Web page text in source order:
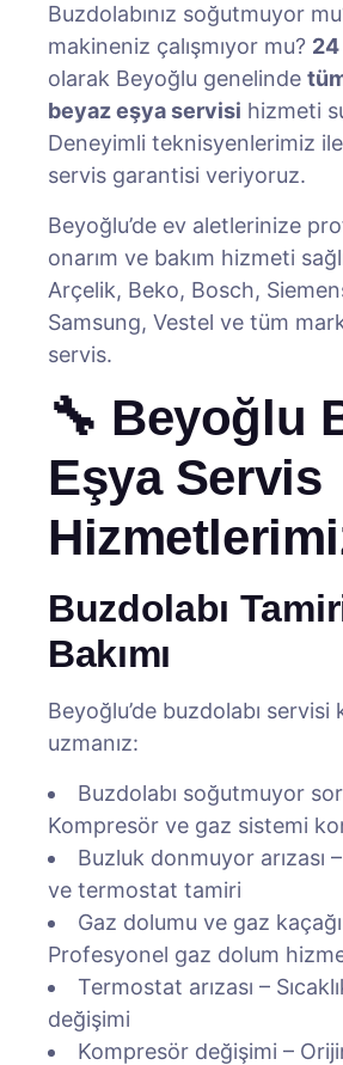
Buzdolabınız soğutmuyor
makineniz çalışmıyor mu?
olarak Beyoğlu genelinde
beyaz eşya servisi hizmeti
Deneyimli teknisyenlerimiz ile
servis garantisi veriyoruz.
Beyoğlu’de ev aletlerinize
onarım ve bakım hizmeti
Arçelik, Beko, Bosch,
Samsung, Vestel ve tüm
servis.
🔧 Beyoğlu
Eşya Servis
Buzdolabı
Bakımı
Beyoğlu’de buzdolabı servisi
uzmanız:
Buzdolabı soğutmuyor
Kompresör ve gaz sistemi
Buzluk donmuyor arızası
ve termostat tamiri
Gaz dolumu ve gaz
Profesyonel gaz dolum
Termostat arızası –
değişimi
Kompresör değişimi –